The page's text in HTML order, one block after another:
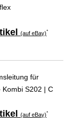
(auf eBay)*
für
Kombi S202 | C
(auf eBay)*